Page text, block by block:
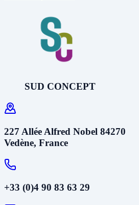
SUD CONCEPT
227 Allée Alfred Nobel 84270
Vedène, France
+33 (0)4 90 83 63 29